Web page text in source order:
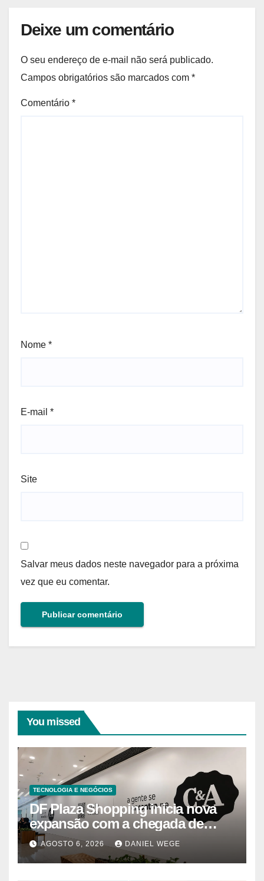
Deixe um comentário
O seu endereço de e-mail não será publicado.
Campos obrigatórios são marcados com *
Comentário *
Nome *
E-mail *
Site
Salvar meus dados neste navegador para a próxima
vez que eu comentar.
You missed
TECNOLOGIA E NEGÓCIOS
DF Plaza Shopping inicia nova
expansão com a chegada de
grandes marcas e inauguração
de espaço infantil – Dicas da
Capital
AGOSTO 6, 2026 DANIEL WEGE